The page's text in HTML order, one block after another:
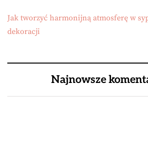
Jak tworzyć harmonijną atmosferę w
dekoracji
Najnowsze